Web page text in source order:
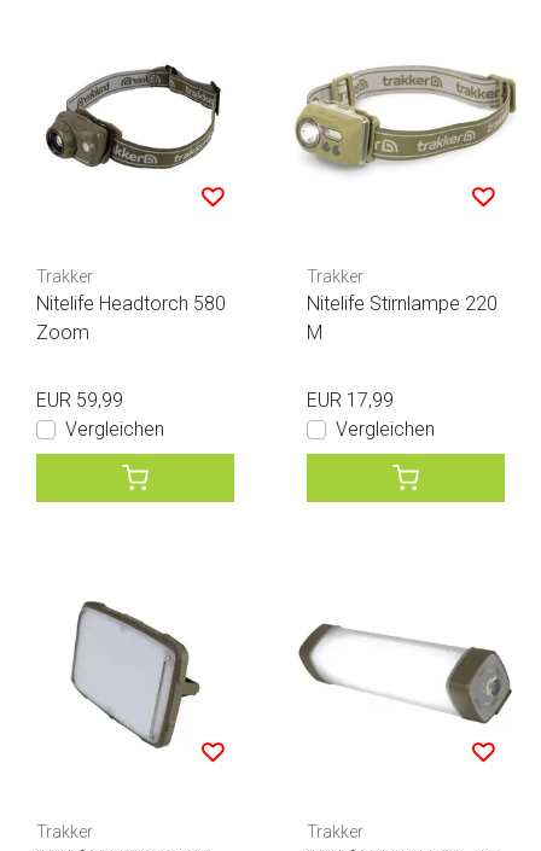
Trakker
Nitelife Headtorch 580
Zoom
EUR 59,99
Vergleichen
Trakker
Nitelife Stirnlampe 220
M
EUR 17,99
Vergleichen
Trakker Trakker